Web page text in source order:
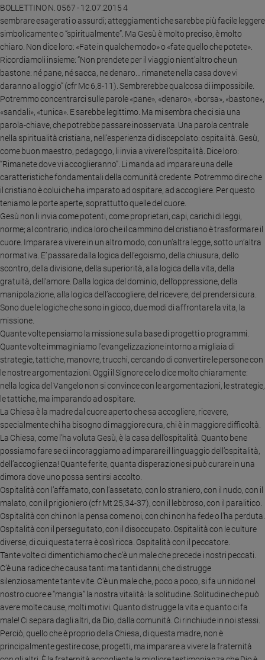
Riflessioni
Foto
Video
Podcast
Privacy
Policy
Chi
siamo
Contatti
Pubblicità
Registrati
Redazione
Social
BOLLETTINO N. 0567 - 12.07.2015 4
sembrare esagerati o assurdi; atteggiamenti che sarebbe più facile leggere
simbolicamente o “spiritualmente”. Ma Gesù è molto preciso, è molto
chiaro. Non dice loro: «Fate in qualche modo» o «fate quello che potete».
Ricordiamoli insieme: “Non prendete per il viaggio nient’altro che un
bastone: né pane, né sacca, ne denaro… rimanete nella casa dove vi
daranno alloggio” (cfr Mc 6,8-11). Sembrerebbe qualcosa di impossibile.
Potremmo concentrarci sulle parole «pane», «denaro», «borsa», «bastone»,
«sandali», «tunica». E sarebbe legittimo. Ma mi sembra che ci sia una
parola-chiave, che potrebbe passare inosservata. Una parola centrale
nella spiritualità cristiana, nell’esperienza di discepolato: ospitalità. Gesù,
come buon maestro, pedagogo, li invia a vivere l’ospitalità. Dice loro:
“Rimanete dove vi accoglieranno”. Li manda ad imparare una delle
caratteristiche fondamentali della comunità credente. Potremmo dire che
il cristiano è colui che ha imparato ad ospitare, ad accogliere. Per questo
teniamo le porte aperte, soprattutto quelle del cuore.
Gesù non li invia come potenti, come proprietari, capi, carichi di leggi,
norme; al contrario, indica loro che il cammino del cristiano è trasformare il
cuore. Imparare a vivere in un altro modo, con un’altra legge, sotto un’altra
normativa. E’ passare dalla logica dell’egoismo, della chiusura, dello
scontro, della divisione, della superiorità, alla logica della vita, della
gratuità, dell’amore. Dalla logica del dominio, dell’oppressione, della
manipolazione, alla logica dell’accogliere, del ricevere, del prendersi cura.
Sono due le logiche che sono in gioco, due modi di affrontare la vita, la
missione.
Quante volte pensiamo la missione sulla base di progetti o programmi.
Quante volte immaginiamo l’evangelizzazione intorno a migliaia di
strategie, tattiche, manovre, trucchi, cercando di convertire le persone con
le nostre argomentazioni. Oggi il Signore ce lo dice molto chiaramente:
nella logica del Vangelo non si convince con le argomentazioni, le strategie,
le tattiche, ma imparando ad ospitare.
La Chiesa è la madre dal cuore aperto che sa accogliere, ricevere,
specialmente chi ha bisogno di maggiore cura, chi è in maggiore difficoltà.
La Chiesa, come l'ha voluta Gesù, è la casa dell’ospitalità. Quanto bene
possiamo fare se ci incoraggiamo ad imparare il linguaggio dell’ospitalità,
dell’accoglienza! Quante ferite, quanta disperazione si può curare in una
dimora dove uno possa sentirsi accolto.
Ospitalità con l’affamato, con l’assetato, con lo straniero, con il nudo, con il
malato, con il prigioniero (cfr Mt 25,34-37), con il lebbroso, con il paralitico.
Ospitalità con chi non la pensa come noi, con chi non ha fede o l’ha perduta.
Ospitalità con il perseguitato, con il disoccupato. Ospitalità con le culture
diverse, di cui questa terra è così ricca. Ospitalità con il peccatore.
Tante volte ci dimentichiamo che c’è un male che precede i nostri peccati.
C’è una radice che causa tanti ma tanti danni, che distrugge
silenziosamente tante vite. C'è un male che, poco a poco, si fa un nido nel
nostro cuore e “mangia” la nostra vitalità: la solitudine. Solitudine che può
avere molte cause, molti motivi. Quanto distrugge la vita e quanto ci fa
male! Ci separa dagli altri, da Dio, dalla comunità. Ci rinchiude in noi stessi.
Perciò, quello che è proprio della Chiesa, di questa madre, non è
principalmente gestire cose, progetti, ma imparare a vivere la fraternità